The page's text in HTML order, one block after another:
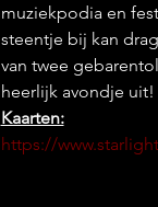
muziekpodia en
steentje bij kan
van twee
heerlijk avondje uit!
Kaarten:
https://